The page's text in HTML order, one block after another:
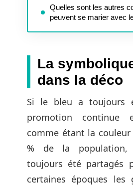
Quelles sont les autres
peuvent se marier avec
La
dans la déco
Si le bleu a toujours
promotion continue
comme étant la
% de la
toujours été partagés
certaines époques les